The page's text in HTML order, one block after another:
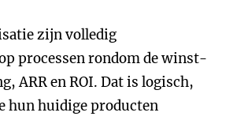
zijn volledig
processen rondom de winst-
ARR en ROI. Dat is logisch,
hun huidige producten